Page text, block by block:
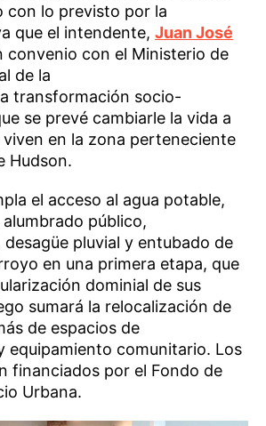
con lo previsto por la
que el intendente, Juan José
convenio con el Ministerio de
de la
transformación socio-
se prevé cambiarle la vida a
viven en la zona perteneciente
Hudson.
el acceso al agua potable,
público,
pluvial y entubado de
en una primera etapa, que
dominial de sus
sumará la relocalización de
de espacios de
equipamiento comunitario. Los
financiados por el Fondo de
Urbana.